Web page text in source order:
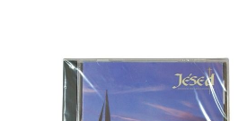
Finalizar compra
¿Quienes somos?